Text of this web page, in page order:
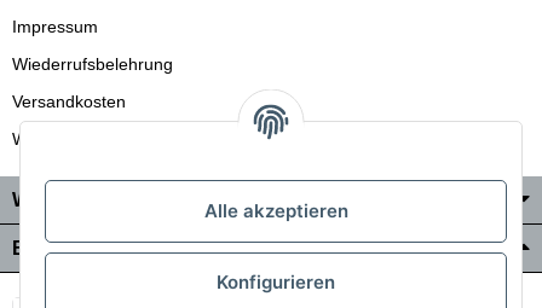
Impressum
Wiederrufsbelehrung
Versandkosten
Wir liefern auch in die Schweiz
Wo Sie uns finden
Bezahlung & Versand
Alle akzeptieren
Konfigurieren